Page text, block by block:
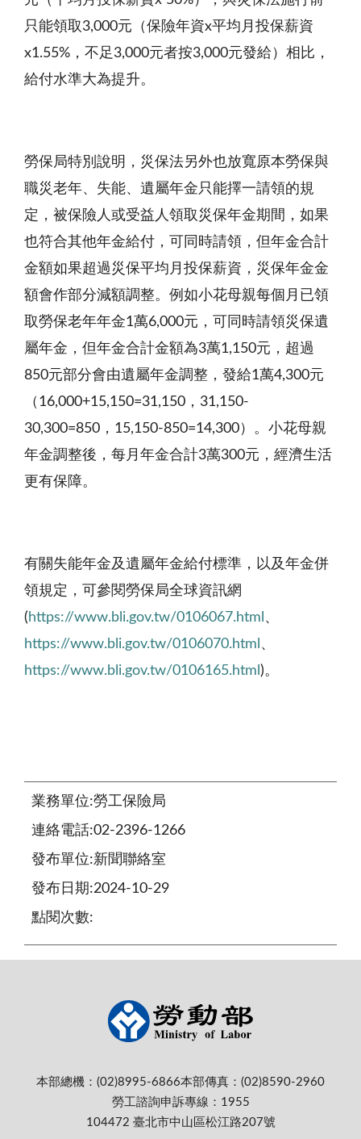
只能領取3,000元（保險年資x平均月投保薪資
x1.55%，不足3,000元者按3,000元發給）相比，
給付水準大為提升。
勞保局特別說明，災保法另外也放寬原本勞保與
職災老年、失能、遺屬年金只能擇一請領的規
定，被保險人或受益人領取災保年金期間，如果
也符合其他年金給付，可同時請領，但年金合計
金額如果超過災保平均月投保薪資，災保年金金
額會作部分減額調整。例如小花母親每個月已領
取勞保老年年金1萬6,000元，可同時請領災保遺
屬年金，但年金合計金額為3萬1,150元，超過
850元部分會由遺屬年金調整，發給1萬4,300元
（16,000+15,150=31,150，31,150-
30,300=850，15,150-850=14,300）。小花母親
年金調整後，每月年金合計3萬300元，經濟生活
更有保障。
有關失能年金及遺屬年金給付標準，以及年金併
領規定，可參閱勞保局全球資訊網
( https://www.bli.gov.tw/0106067.html 、
https://www.bli.gov.tw/0106070.html 、
https://www.bli.gov.tw/0106165.html )。
業務單位:勞工保險局
連絡電話:02-2396-1266
發布單位:新聞聯絡室
發布日期:2024-10-29
點閱次數:
本部總機：(02)8995-6866本部傳真：(02)8590-2960
勞工諮詢申訴專線：1955
104472 臺北市中山區松江路207號